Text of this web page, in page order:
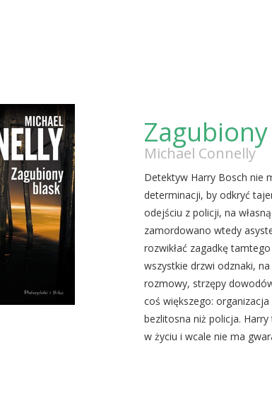
Michael Connelly
Detektyw Harry Bosch nie
determinacji, by odkryć
odejściu z policji, na
zamordowano wtedy
rozwikłać zagadkę
wszystkie drzwi odznaki,
rozmowy, strzępy
coś większego:
bezlitosna niż policja.
w życiu i wcale nie ma